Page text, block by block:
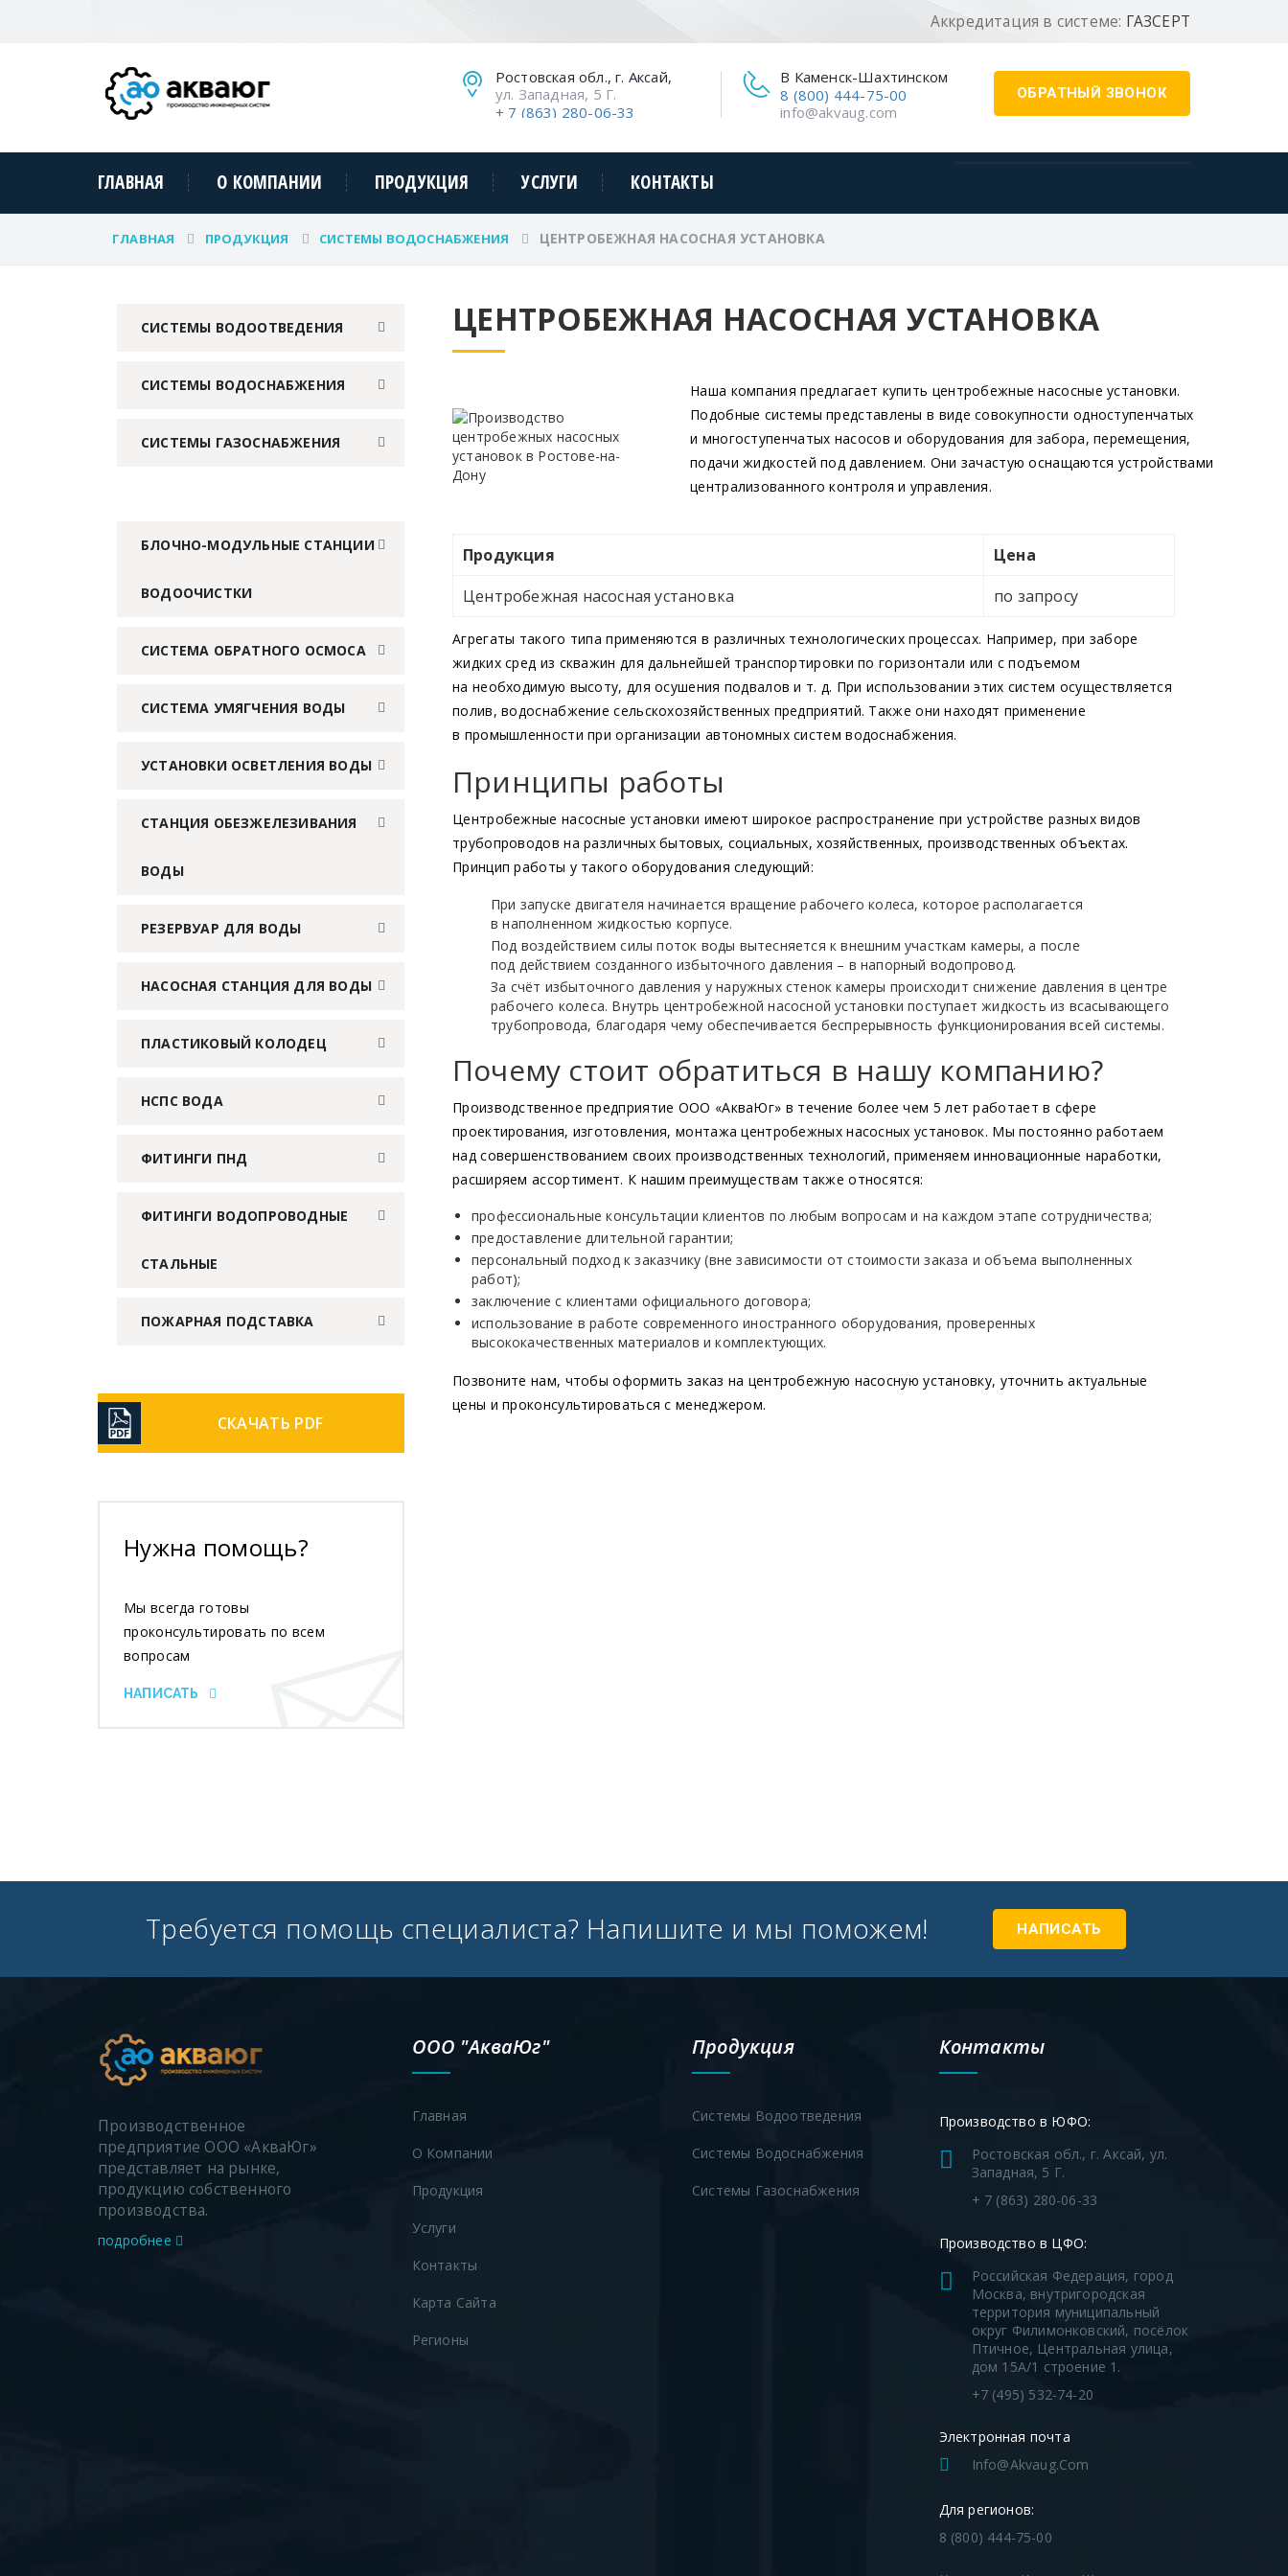
Аккредитация в системе: ГАЗСЕРТ
ОБРАТНЫЙ ЗВОНОК
В Каменск-Шахтинском
8 (800) 444-75-00
info@akvaug.com
Ростовская обл., г. Аксай,
ул. Западная, 5 Г.
+ 7 (863) 280-06-33
ГЛАВНАЯ О КОМПАНИИ ПРОДУКЦИЯ УСЛУГИ КОНТАКТЫ
ГЛАВНАЯ ПРОДУКЦИЯ СИСТЕМЫ ВОДОСНАБЖЕНИЯ ЦЕНТРОБЕЖНАЯ НАСОСНАЯ УСТАНОВКА
СИСТЕМЫ ВОДООТВЕДЕНИЯ
СИСТЕМЫ ВОДОСНАБЖЕНИЯ
СИСТЕМЫ ГАЗОСНАБЖЕНИЯ
БЛОЧНО-МОДУЛЬНЫЕ СТАНЦИИ
ВОДООЧИСТКИ
СИСТЕМА ОБРАТНОГО ОСМОСА
СИСТЕМА УМЯГЧЕНИЯ ВОДЫ
УСТАНОВКИ ОСВЕТЛЕНИЯ ВОДЫ
СТАНЦИЯ ОБЕЗЖЕЛЕЗИВАНИЯ
ВОДЫ
РЕЗЕРВУАР ДЛЯ ВОДЫ
НАСОСНАЯ СТАНЦИЯ ДЛЯ ВОДЫ
ПЛАСТИКОВЫЙ КОЛОДЕЦ
НСПС ВОДА
ФИТИНГИ ПНД
ФИТИНГИ ВОДОПРОВОДНЫЕ
СТАЛЬНЫЕ
ПОЖАРНАЯ ПОДСТАВКА
СКАЧАТЬ PDF
Нужна помощь?
Мы всегда готовы
проконсультировать по всем
вопросам
НАПИСАТЬ
ЦЕНТРОБЕЖНАЯ НАСОСНАЯ УСТАНОВКА
Наша компания предлагает купить центробежные насосные установки.
Подобные системы представлены в виде совокупности одноступенчатых
и многоступенчатых насосов и оборудования для забора, перемещения,
подачи жидкостей под давлением. Они зачастую оснащаются устройствами
централизованного контроля и управления.
Продукция
Цена
Центробежная насосная установка
по запросу
Агрегаты такого типа применяются в различных технологических процессах. Например, при заборе
жидких сред из скважин для дальнейшей транспортировки по горизонтали или с подъемом
на необходимую высоту, для осушения подвалов и т. д. При использовании этих систем осуществляется
полив, водоснабжение сельскохозяйственных предприятий. Также они находят применение
в промышленности при организации автономных систем водоснабжения.
Принципы работы
Центробежные насосные установки имеют широкое распространение при устройстве разных видов
трубопроводов на различных бытовых, социальных, хозяйственных, производственных объектах.
Принцип работы у такого оборудования следующий:
При запуске двигателя начинается вращение рабочего колеса, которое располагается
в наполненном жидкостью корпусе.
Под воздействием силы поток воды вытесняется к внешним участкам камеры, а после
под действием созданного избыточного давления – в напорный водопровод.
За счёт избыточного давления у наружных стенок камеры происходит снижение давления в центре
рабочего колеса. Внутрь центробежной насосной установки поступает жидкость из всасывающего
трубопровода, благодаря чему обеспечивается беспрерывность функционирования всей системы.
Почему стоит обратиться в нашу компанию?
Производственное предприятие ООО «АкваЮг» в течение более чем 5 лет работает в сфере
проектирования, изготовления, монтажа центробежных насосных установок. Мы постоянно работаем
над совершенствованием своих производственных технологий, применяем инновационные наработки,
расширяем ассортимент. К нашим преимуществам также относятся:
профессиональные консультации клиентов по любым вопросам и на каждом этапе сотрудничества;
предоставление длительной гарантии;
персональный подход к заказчику (вне зависимости от стоимости заказа и объема выполненных
работ);
заключение с клиентами официального договора;
использование в работе современного иностранного оборудования, проверенных
высококачественных материалов и комплектующих.
Позвоните нам, чтобы оформить заказ на центробежную насосную установку, уточнить актуальные
цены и проконсультироваться с менеджером.
Требуется помощь специалиста? Напишите и мы поможем! НАПИСАТЬ
Производственное
предприятие ООО «АкваЮг»
представляет на рынке,
продукцию собственного
производства.
подробнее
ООО "АкваЮг"
Главная
О Компании
Продукция
Услуги
Контакты
Карта Сайта
Регионы
Продукция
Системы Водоотведения
Системы Водоснабжения
Системы Газоснабжения
Контакты
Производство в ЮФО:
Ростовская обл., г. Аксай, ул.
Западная, 5 Г.
+ 7 (863) 280-06-33
Производство в ЦФО:
Российская Федерация, город
Москва, внутригородская
территория муниципальный
округ Филимонковский, посёлок
Птичное, Центральная улица,
дом 15А/1 строение 1.
+7 (495) 532-74-20
Электронная почта
Info@akvaug.com
Для регионов:
8 (800) 444-75-00